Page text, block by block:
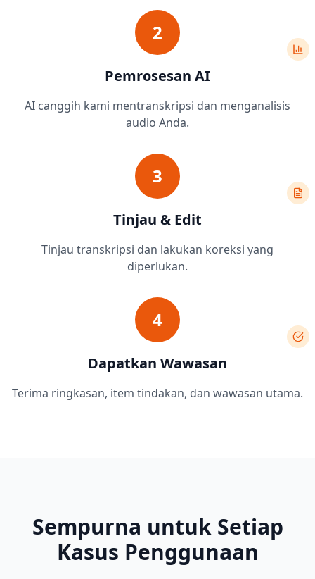
2
Pemrosesan AI
AI canggih kami mentranskripsi dan menganalisis
audio Anda.
3
Tinjau & Edit
Tinjau transkripsi dan lakukan koreksi yang
diperlukan.
4
Dapatkan Wawasan
Terima ringkasan, item tindakan, dan wawasan utama.
Sempurna untuk Setiap
Kasus Penggunaan